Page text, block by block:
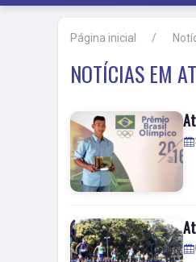
Página inicial
NOTÍCIAS EM